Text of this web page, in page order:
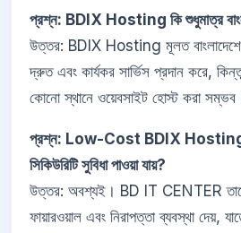
প্রশ্ন: BDIX Hosting কি শুধুমাত্র
উত্তর: BDIX Hosting মূলত
দ্রুত এবং কার্যকর সার্ভিস প্রদান করে,
কোনো স্থানে ওয়েবসাইট হোস্ট করা
প্রশ্ন: Low-Cost BDIX Hosting
সিকিউরিটি সুবিধা পাওয়া যায়?
উত্তর: অবশ্যই। BD IT CENTER
ফায়ারওয়াল এবং নিরাপত্তা ব্যবস্থা দেয়,